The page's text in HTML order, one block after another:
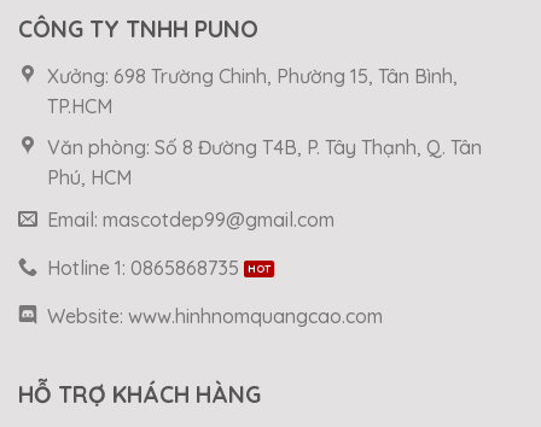
CÔNG TY TNHH PUNO
Xưởng: 698 Trường Chinh, Phường 15, Tân Bình,
TP.HCM
Văn phòng: Số 8 Đường T4B, P. Tây Thạnh, Q. Tân
Phú, HCM
Email: mascotdep99@gmail.com
Hotline 1: 0865868735
Website: www.hinhnomquangcao.com
HỖ TRỢ KHÁCH HÀNG